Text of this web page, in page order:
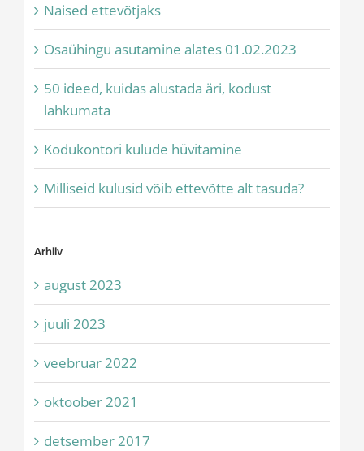
Naised ettevõtjaks
Osaühingu asutamine alates 01.02.2023
50 ideed, kuidas alustada äri, kodust
lahkumata
Kodukontori kulude hüvitamine
Milliseid kulusid võib ettevõtte alt tasuda?
Arhiiv
august 2023
juuli 2023
veebruar 2022
oktoober 2021
detsember 2017